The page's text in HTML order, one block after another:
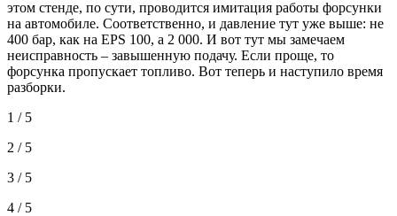
этом стенде, по сути, проводится имитация работы форсунки
на автомобиле. Соответственно, и давление тут уже выше: не
400 бар, как на EPS 100, а 2 000. И вот тут мы замечаем
неисправность – завышенную подачу. Если проще, то
форсунка пропускает топливо. Вот теперь и наступило время
разборки.
1 / 5
2 / 5
3 / 5
4 / 5